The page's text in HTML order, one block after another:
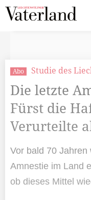
Abo Studie des
Die letzte
Fürst die
Verurteilte
Vor bald 70 Jahren
Amnestie im Land
ob dieses Mittel